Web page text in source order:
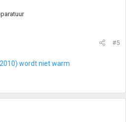
#5
wordt niet warm